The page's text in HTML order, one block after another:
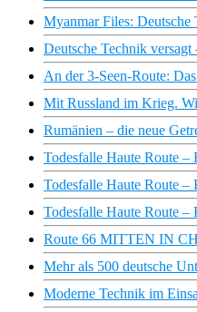
Myanmar Files:
Deutsche Technik
An der 3-Seen-Route:
Mit Russland im Krieg.
Rumänien – die neue
Todesfalle Haute Route
Todesfalle Haute Route
Todesfalle Haute Route
Route 66 MITTEN IN
Mehr als 500 deutsche
Moderne Technik im